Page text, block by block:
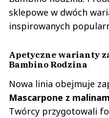
sklepowe w dwóch
inspirowanych
Apetyczne warianty
Bambino Rodzina
Nowa linia obejmuje
Mascarpone z
Twórcy przygotowali